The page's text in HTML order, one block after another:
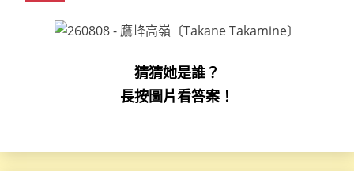
猜猜她是誰？
長按圖片看答案！